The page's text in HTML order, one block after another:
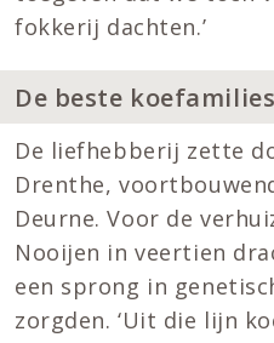
fokkerij dachten.’
De beste
De liefhebberij zette
Drenthe,
Deurne. Voor de
Nooijen in veertien
een sprong in
zorgden. ‘Uit die lijn